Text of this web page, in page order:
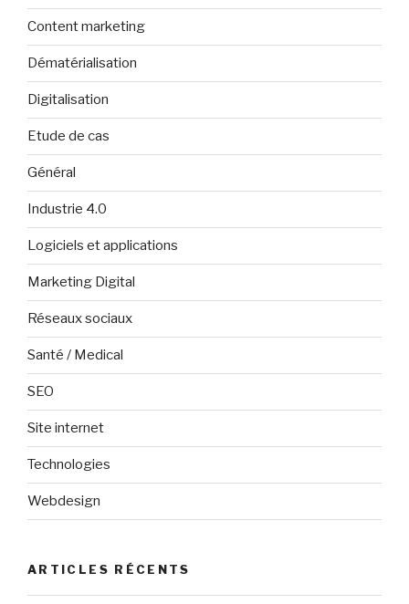
Content marketing
Dématérialisation
Digitalisation
Etude de cas
Général
Industrie 4.0
Logiciels et applications
Marketing Digital
Réseaux sociaux
Santé / Medical
SEO
Site internet
Technologies
Webdesign
ARTICLES RÉCENTS